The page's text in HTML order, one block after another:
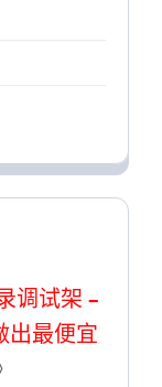
调试架 –
出最便宜